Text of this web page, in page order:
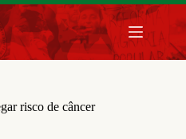
risco de câncer